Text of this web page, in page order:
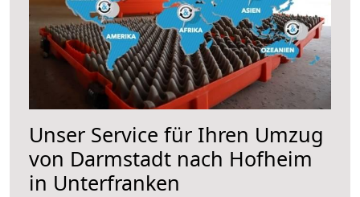
Unser Service für Ihren Umzug
von Darmstadt nach Hofheim
in Unterfranken